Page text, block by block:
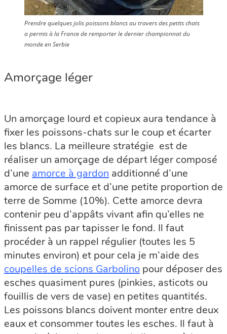
Prendre quelques jolis poissons blancs au travers des petits chats
a permis à la France de remporter le dernier championnat du
monde en Serbie
Amorçage léger
Un amorçage lourd et copieux aura tendance à
fixer les poissons-chats sur le coup et écarter
les blancs. La meilleure stratégie est de
réaliser un amorçage de départ léger composé
d’une amorce à gardon additionné d’une
amorce de surface et d’une petite proportion de
terre de Somme (10%). Cette amorce devra
contenir peu d’appâts vivant afin qu’elles ne
finissent pas par tapisser le fond. Il faut
procéder à un rappel régulier (toutes les 5
minutes environ) et pour cela je m’aide des
coupelles de scions Garbolino pour déposer des
esches quasiment pures (pinkies, asticots ou
fouillis de vers de vase) en petites quantités.
Les poissons blancs doivent monter entre deux
eaux et consommer toutes les esches. Il faut à